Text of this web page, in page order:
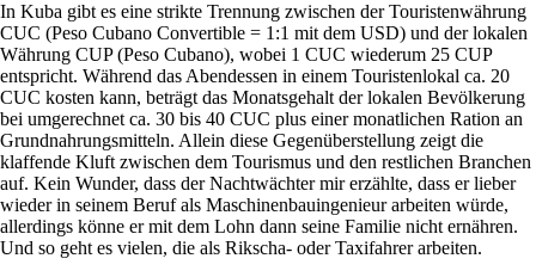
In Kuba gibt es eine strikte Trennung zwischen der Touristenwährung
CUC (Peso Cubano Convertible = 1:1 mit dem USD) und der lokalen
Währung CUP (Peso Cubano), wobei 1 CUC wiederum 25 CUP
entspricht. Während das Abendessen in einem Touristenlokal ca. 20
CUC kosten kann, beträgt das Monatsgehalt der lokalen Bevölkerung
bei umgerechnet ca. 30 bis 40 CUC plus einer monatlichen Ration an
Grundnahrungsmitteln. Allein diese Gegenüberstellung zeigt die
klaffende Kluft zwischen dem Tourismus und den restlichen Branchen
auf. Kein Wunder, dass der Nachtwächter mir erzählte, dass er lieber
wieder in seinem Beruf als Maschinenbauingenieur arbeiten würde,
allerdings könne er mit dem Lohn dann seine Familie nicht ernähren.
Und so geht es vielen, die als Rikscha- oder Taxifahrer arbeiten.